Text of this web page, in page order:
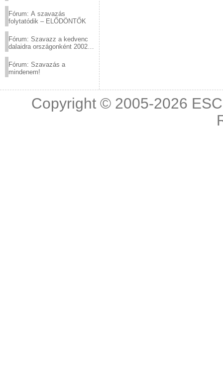
Fórum: A szavazás
folytatódik – ELŐDÖNTŐK
Fórum: Szavazz a kedvenc
dalaidra országonként 2002
Fórum: Szavazás a
mindenem!
Copyright © 2005-2026